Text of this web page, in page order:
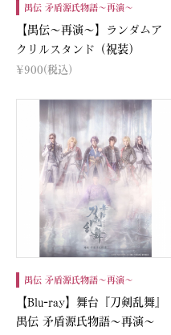
禺伝 矛盾源氏物語～再演～
【禺伝～再演～】ランダムア
クリルスタンド（祝装）
¥900(税込)
禺伝 矛盾源氏物語～再演～
【Blu-ray】舞台『刀剣乱舞』
禺伝 矛盾源氏物語～再演～